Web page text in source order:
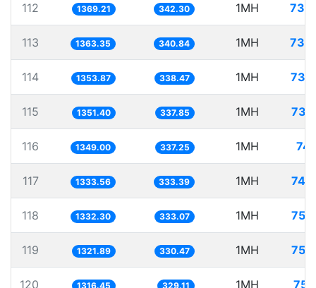
112 1369.21 342.30 1MH
113 1363.35 340.84 1MH
114 1353.87 338.47 1MH
115 1351.40 337.85 1MH
116 1349.00 337.25 1MH
117 1333.56 333.39 1MH
118 1332.30 333.07 1MH
119 1321.89 330.47 1MH
120 1316.45 329.11 1MH